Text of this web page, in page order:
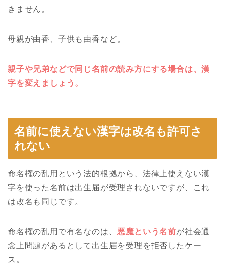
きません。
母親が由香、子供も由香など。
親子や兄弟などで同じ名前の読み方にする場合は、漢
字を変えましょう。
名前に使えない漢字は改名も許可さ
れない
命名権の乱用という法的根拠から、法律上使えない漢
字を使った名前は出生届が受理されないですが、これ
は改名も同じです。
命名権の乱用で有名なのは、 悪魔という名前が社会通
念上問題があるとして出生届を受理を拒否したケー
ス。